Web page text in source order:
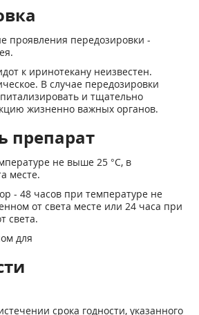
проявления передозировки -
к иринотекану неизвестен.
В случае передозировки
и тщательно
жизненно важных органов.
препарат
не выше 25 °С, в
месте.
- 48 часов при температуре не
от света месте или 24 часа при
света.
для
срока годности, указанного